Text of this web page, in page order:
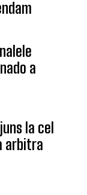
a
la cel
arbitra